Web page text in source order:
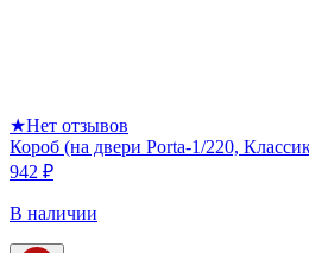
★Нет отзывов
Короб (на двери Porta-1/220,
942 ₽
В наличии